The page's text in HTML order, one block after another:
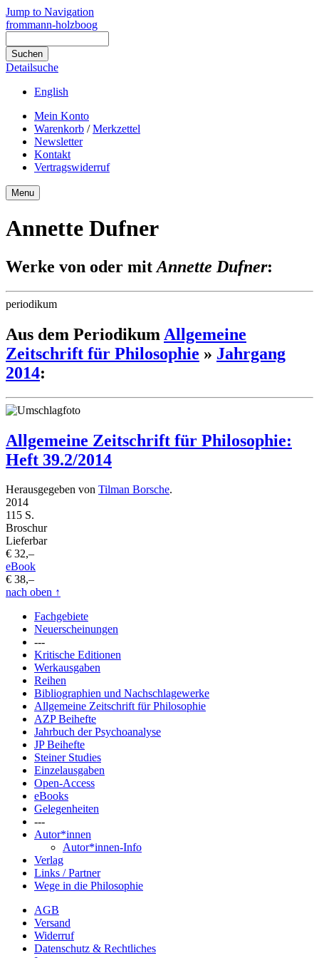
Jump to Navigation
frommann-holzboog
Detailsuche
English
Mein Konto
Warenkorb /Merkzettel
Newsletter
Kontakt
Vertragswiderruf
Menu
Annette Dufner
Werke von oder mit Annette Dufner:
periodikum
Aus dem Periodikum Allgemeine
Zeitschrift für Philosophie » Jahrgang
2014:
Allgemeine Zeitschrift für Philosophie:
Heft 39.2/2014
Herausgegeben von Tilman Borsche.
2014
115 S.
Broschur
Lieferbar
€ 32,–
eBook
€ 38,–
nach oben ↑
Fachgebiete
Neuerscheinungen
---
Kritische Editionen
Werkausgaben
Reihen
Bibliographien und Nachschlagewerke
Allgemeine Zeitschrift für Philosophie
AZP Beihefte
Jahrbuch der Psychoanalyse
JP Beihefte
Steiner Studies
Einzelausgaben
Open-Access
eBooks
Gelegenheiten
---
Autor*innen
Autor*innen-Info
Verlag
Links / Partner
Wege in die Philosophie
AGB
Versand
Widerruf
Datenschutz & Rechtliches